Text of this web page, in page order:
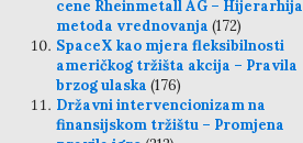
cene Rheinmetall AG – Hijerarhija
metoda vrednovanja (172)
SpaceX kao mjera fleksibilnosti
američkog tržišta akcija – Pravila
brzog ulaska (176)
Državni intervencionizam na
finansijskom tržištu – Promjena